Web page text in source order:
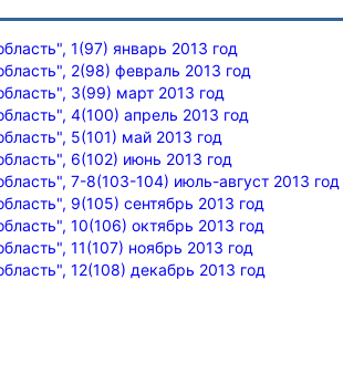
1(97) январь 2013 год
2(98) февраль 2013 год
3(99) март 2013 год
4(100) апрель 2013 год
5(101) май 2013 год
6(102) июнь 2013 год
7-8(103-104) июль-август 2013 год
9(105) сентябрь 2013 год
10(106) октябрь 2013 год
11(107) ноябрь 2013 год
12(108) декабрь 2013 год